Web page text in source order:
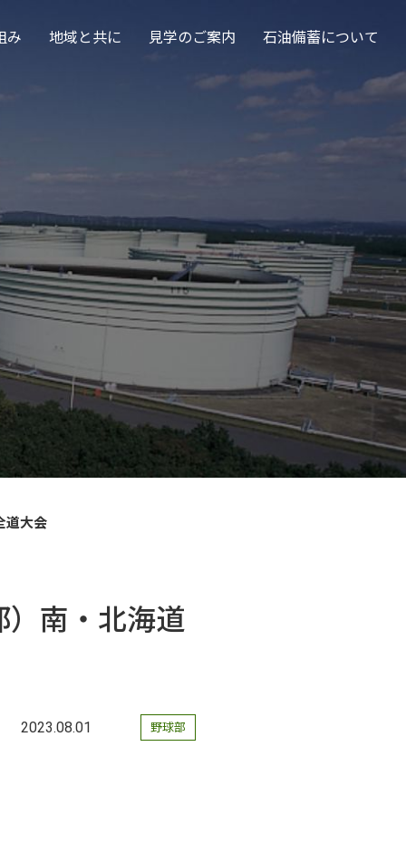
み 地域と共に 見学のご案内 石油備蓄について
道大会
南・北海道
2023.08.01 野球部